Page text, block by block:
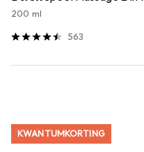
200 ml
563
KWANTUMKORTING